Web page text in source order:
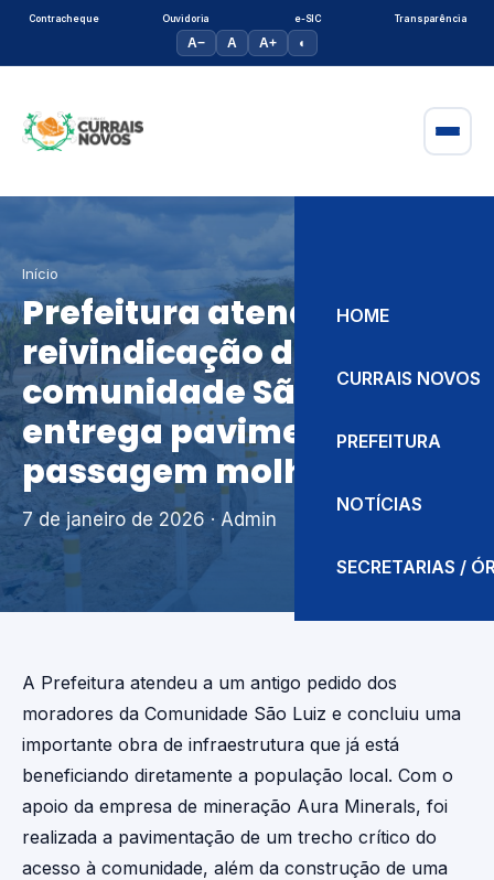
Contracheque Ouvidoria e-SIC Transparência
A− A A+ ◐
HOME
CURRAIS NOVOS
PREFEITURA
NOTÍCIAS
SECRETARIAS /
Início
Prefeitura atende
reivindicação da
comunidade São Luiz e
entrega pavimentação e
passagem molhada
7 de janeiro de 2026 · Admin
A Prefeitura atendeu a um antigo pedido dos
moradores da Comunidade São Luiz e concluiu uma
importante obra de infraestrutura que já está
beneficiando diretamente a população local. Com o
apoio da empresa de mineração Aura Minerals, foi
realizada a pavimentação de um trecho crítico do
acesso à comunidade, além da construção de uma